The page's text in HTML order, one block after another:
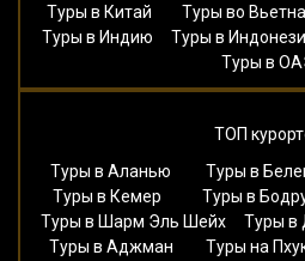
Туры в Китай
Туры во
Туры в Индию
Туры в
Туры в
ТОП
Туры в Аланью
Туры в
Туры в Кемер
Туры в
Туры в Шарм Эль Шейх
Туры в
Туры в Аджман
Туры на